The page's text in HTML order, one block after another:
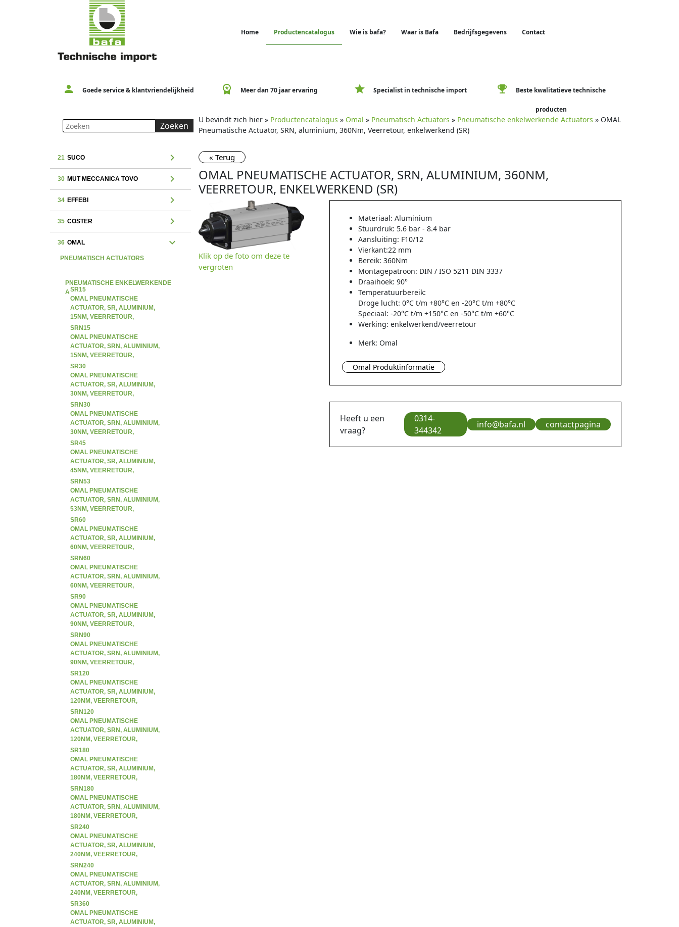
Home Productencatalogus Wie is bafa? Waar is Bafa Bedrijfsgegevens Contact
person Goede service & klantvriendelijkheid workspace_premium Meer dan 70 jaar ervaring star Specialist in technische import emoji_events Beste kwalitatieve technische
producten
Zoeken
21 SUCO chevron_right
30 MUT MECCANICA TOVO chevron_right
34 EFFEBI chevron_right
35 COSTER chevron_right
36 OMAL expand_more
PNEUMATISCH ACTUATORS
PNEUMATISCHE ENKELWERKENDE
ACTUATORS
SR15
OMAL PNEUMATISCHE
ACTUATOR, SR, ALUMINIUM,
15NM, VEERRETOUR,
ENKELWERKEND (SR)
SRN15
OMAL PNEUMATISCHE
ACTUATOR, SRN, ALUMINIUM,
15NM, VEERRETOUR,
ENKELWERKEND (SR)
SR30
OMAL PNEUMATISCHE
ACTUATOR, SR, ALUMINIUM,
30NM, VEERRETOUR,
ENKELWERKEND (SR)
SRN30
OMAL PNEUMATISCHE
ACTUATOR, SRN, ALUMINIUM,
30NM, VEERRETOUR,
ENKELWERKEND (SR)
SR45
OMAL PNEUMATISCHE
ACTUATOR, SR, ALUMINIUM,
45NM, VEERRETOUR,
ENKELWERKEND (SR)
SRN53
OMAL PNEUMATISCHE
ACTUATOR, SRN, ALUMINIUM,
53NM, VEERRETOUR,
ENKELWERKEND (SR)
SR60
OMAL PNEUMATISCHE
ACTUATOR, SR, ALUMINIUM,
60NM, VEERRETOUR,
ENKELWERKEND (SR)
SRN60
OMAL PNEUMATISCHE
ACTUATOR, SRN, ALUMINIUM,
60NM, VEERRETOUR,
ENKELWERKEND (SR)
SR90
OMAL PNEUMATISCHE
ACTUATOR, SR, ALUMINIUM,
90NM, VEERRETOUR,
ENKELWERKEND (SR)
SRN90
OMAL PNEUMATISCHE
ACTUATOR, SRN, ALUMINIUM,
90NM, VEERRETOUR,
ENKELWERKEND (SR)
SR120
OMAL PNEUMATISCHE
ACTUATOR, SR, ALUMINIUM,
120NM, VEERRETOUR,
ENKELWERKEND (SR)
SRN120
OMAL PNEUMATISCHE
ACTUATOR, SRN, ALUMINIUM,
120NM, VEERRETOUR,
ENKELWERKEND (SR)
SR180
OMAL PNEUMATISCHE
ACTUATOR, SR, ALUMINIUM,
180NM, VEERRETOUR,
ENKELWERKEND (SR)
SRN180
OMAL PNEUMATISCHE
ACTUATOR, SRN, ALUMINIUM,
180NM, VEERRETOUR,
ENKELWERKEND (SR)
SR240
OMAL PNEUMATISCHE
ACTUATOR, SR, ALUMINIUM,
240NM, VEERRETOUR,
ENKELWERKEND (SR)
SRN240
OMAL PNEUMATISCHE
ACTUATOR, SRN, ALUMINIUM,
240NM, VEERRETOUR,
ENKELWERKEND (SR)
SR360
OMAL PNEUMATISCHE
ACTUATOR, SR, ALUMINIUM,
U bevindt zich hier » Productencatalogus » Omal » Pneumatisch Actuators » Pneumatische enkelwerkende Actuators » OMAL
Pneumatische Actuator, SRN, aluminium, 360Nm, Veerretour, enkelwerkend (SR)
« Terug
OMAL PNEUMATISCHE ACTUATOR, SRN, ALUMINIUM, 360NM,
VEERRETOUR, ENKELWERKEND (SR)
Klik op de foto om deze te
vergroten
Materiaal: Aluminium
Stuurdruk: 5.6 bar - 8.4 bar
Aansluiting: F10/12
Vierkant:22 mm
Bereik: 360Nm
Montagepatroon: DIN / ISO 5211 DIN 3337
Draaihoek: 90°
Temperatuurbereik:
Droge lucht: 0°C t/m +80°C en -20°C t/m +80°C
Speciaal: -20°C t/m +150°C en -50°C t/m +60°C
Werking: enkelwerkend/veerretour
Merk: Omal
Omal Produktinformatie
Heeft u een
vraag?
0314-
344342
info@bafa.nl contactpagina